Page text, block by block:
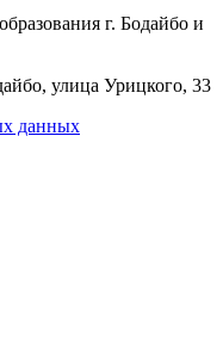
г. Бодайбо и
улица Урицкого, 33
данных